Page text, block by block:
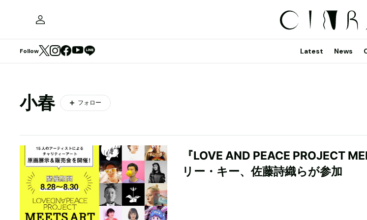
Follow Latest News
小春 フォロー
『LOVE AND PEACE PROJECT
リー・キー、佐藤詩織らが参加